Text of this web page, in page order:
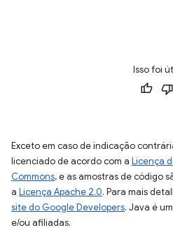
Isso foi
Exceto em caso de indicação
licenciado de acordo com a Licença
Commons, e as amostras de código
a Licença Apache 2.0. Para mais
site do Google Developers. Java é
e/ou afiliadas.